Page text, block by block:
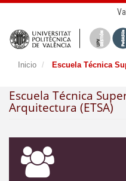
Inicio Escuela Técnica
Escuela Técnica
Arquitectura (ETSA)